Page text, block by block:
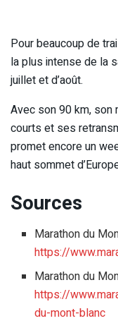
Pour beaucoup de
la plus intense de la
juillet et d’août.
Avec son 90 km, son
courts et ses
promet encore un
haut sommet
Sources
Marathon du
https://
Marathon du
https://
du-mont-blanc